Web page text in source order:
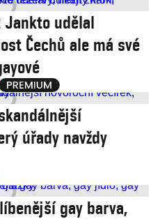
Jankto udělal
Čechů ale má své
úřady navždy
gay barva,